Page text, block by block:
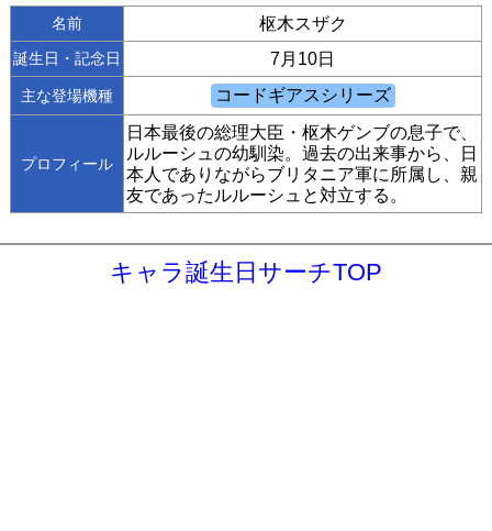
名前 枢木スザク
誕生日・記念日 7月10日
主な登場機種
プロフィール
日本最後の総理大臣・枢木ゲンブの息子で、
ルルーシュの幼馴染。過去の出来事から、日
本人でありながらブリタニア軍に所属し、親
友であったルルーシュと対立する。
キャラ誕生日サーチTOP